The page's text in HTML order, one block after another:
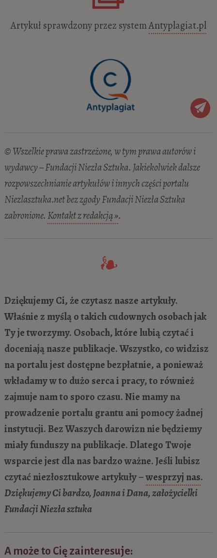
Artykuł sprawdzony przez systemAntyplagiat.pl
© Wszelkie prawa zastrzeżone, w tym prawa autorów i
wydawcy – Fundacji Niezła Sztuka. Jakiekolwiek dalsze
rozpowszechnianie artykułów i innych części portalu
Niezlasztuka.net bez zgody Fundacji Niezła Sztuka
zabronione. Kontakt z redakcją ».
Dziękujemy Ci, że czytasz nasze artykuły.
Właśnie z myślą o takich cudownych osobach jak
Ty je tworzymy. Osobach, które lubią czytać i
doceniają nasze publikacje. Wszystko, co widzisz
na portalu jest dostępne bezpłatnie, a ponieważ
wkładamy w to dużo serca i pracy, to również
zajmuje nam to sporo czasu. Nie mamy na
prowadzenie portalu grantu ani pomocy żadnej
instytucji. Bez Waszych darowizn nie będziemy
miały funduszy na publikacje. Dlatego Twoje
wsparcie jest dla nas bardzo ważne. Jeśli lubisz
czytać niezłosztukowe artykuły –wesprzyj nas.
Dziękujemy Ci bardzo, Joanna i Dana, założycielki
Fundacji Niezła sztuka
A może to Cię zainteresuje: